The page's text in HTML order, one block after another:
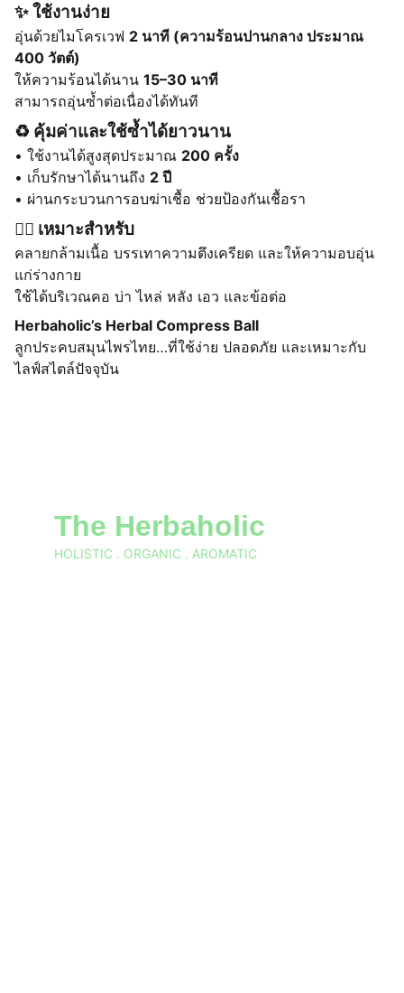
✨ ใช้งานง่าย
อุ่นด้วยไมโครเวฟ 2 นาที (ความร้อนปานกลาง ประมาณ
400 วัตต์)
ให้ความร้อนได้นาน 15–30 นาที
สามารถอุ่นซ้ำต่อเนื่องได้ทันที
♻️ คุ้มค่าและใช้ซ้ำได้ยาวนาน
• ใช้งานได้สูงสุดประมาณ 200 ครั้ง
• เก็บรักษาได้นานถึง 2 ปี
• ผ่านกระบวนการอบฆ่าเชื้อ ช่วยป้องกันเชื้อรา
💆‍♀️ เหมาะสำหรับ
คลายกล้ามเนื้อ บรรเทาความตึงเครียด และให้ความอบอุ่น
แก่ร่างกาย
ใช้ได้บริเวณคอ บ่า ไหล่ หลัง เอว และข้อต่อ
Herbaholic’s Herbal Compress Ball
ลูกประคบสมุนไพรไทย…ที่ใช้ง่าย ปลอดภัย และเหมาะกับ
ไลฟ์สไตล์ปัจจุบัน
The Herbaholic
HOLISTIC . ORGANIC . AROMATIC